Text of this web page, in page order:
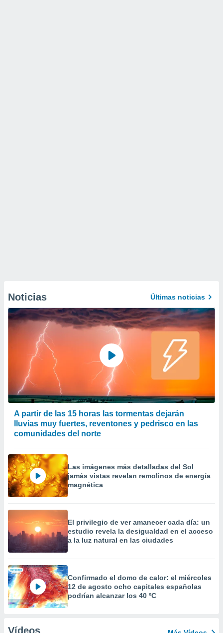
Noticias Últimas noticias
A partir de las 15 horas las tormentas dejarán
lluvias muy fuertes, reventones y pedrisco en las
comunidades del norte
Las imágenes más detalladas del Sol
jamás vistas revelan remolinos de energía
magnética
El privilegio de ver amanecer cada día: un
estudio revela la desigualdad en el acceso
a la luz natural en las ciudades
Confirmado el domo de calor: el miércoles
12 de agosto ocho capitales españolas
podrían alcanzar los 40 ºC
Vídeos